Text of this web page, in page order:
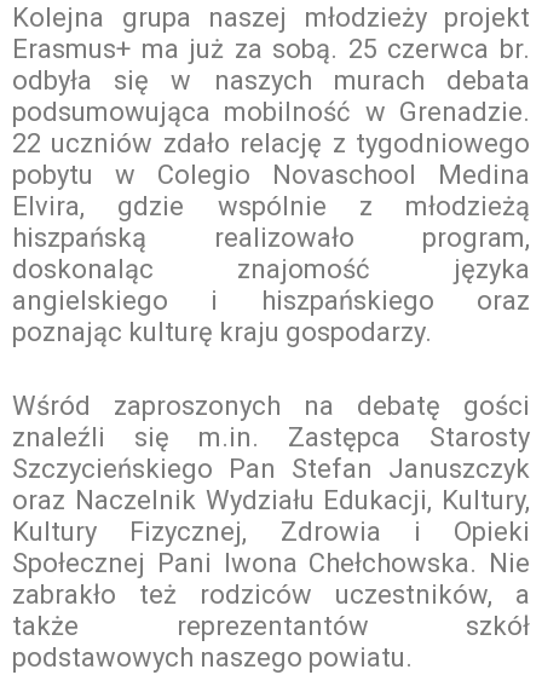
Kolejna grupa naszej młodzieży projekt
Erasmus+ ma już za sobą. 25 czerwca br.
odbyła się w naszych murach debata
podsumowująca mobilność w Grenadzie.
22 uczniów zdało relację z tygodniowego
pobytu w Colegio Novaschool Medina
Elvira, gdzie wspólnie z młodzieżą
hiszpańską realizowało program,
doskonaląc znajomość języka
angielskiego i hiszpańskiego oraz
poznając kulturę kraju gospodarzy.
Wśród zaproszonych na debatę gości
znaleźli się m.in. Zastępca Starosty
Szczycieńskiego Pan Stefan Januszczyk
oraz Naczelnik Wydziału Edukacji, Kultury,
Kultury Fizycznej, Zdrowia i Opieki
Społecznej Pani Iwona Chełchowska. Nie
zabrakło też rodziców uczestników, a
także reprezentantów szkół
podstawowych naszego powiatu.